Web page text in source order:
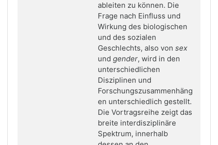
ableiten zu können. Die
Frage nach Einfluss und
Wirkung des biologischen
und des sozialen
Geschlechts, also von sex
und gender, wird in den
unterschiedlichen
Disziplinen und
Forschungszusammenhäng
en unterschiedlich gestellt.
Die Vortragsreihe zeigt das
breite interdisziplinäre
Spektrum, innerhalb